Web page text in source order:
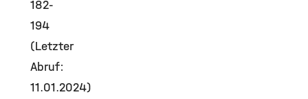
182-
194
(Letzter
Abruf:
11.01.2024)